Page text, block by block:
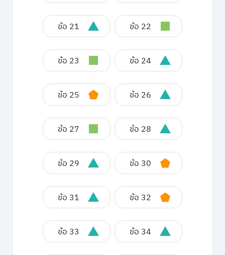
ข้อ 21 ข้อ 22
ข้อ 23 ข้อ 24
ข้อ 25 ข้อ 26
ข้อ 27 ข้อ 28
ข้อ 29 ข้อ 30
ข้อ 31 ข้อ 32
ข้อ 33 ข้อ 34